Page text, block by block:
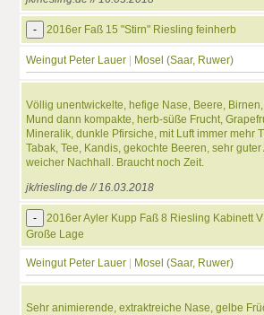
- 2016er Faß 15 "Stirn" Riesling feinherb
Weingut Peter Lauer Mosel (Saar, Ruwer)
Völlig unentwickelte, hefige Nase, Beere,
Mund dann kompakte, herb-süße Frucht,
Mineralik, dunkle Pfirsiche, mit Luft immer mehr
Tabak, Tee, Kandis, gekochte Beeren, sehr
weicher Nachhall. Braucht noch Zeit.
jk/riesling.de // 16.03.2018
-
2016er Ayler Kupp Faß 8 Riesling Kabinett
Große Lage
Weingut Peter Lauer Mosel (Saar, Ruwer)
Sehr animierende, extraktreiche Nase, gelbe